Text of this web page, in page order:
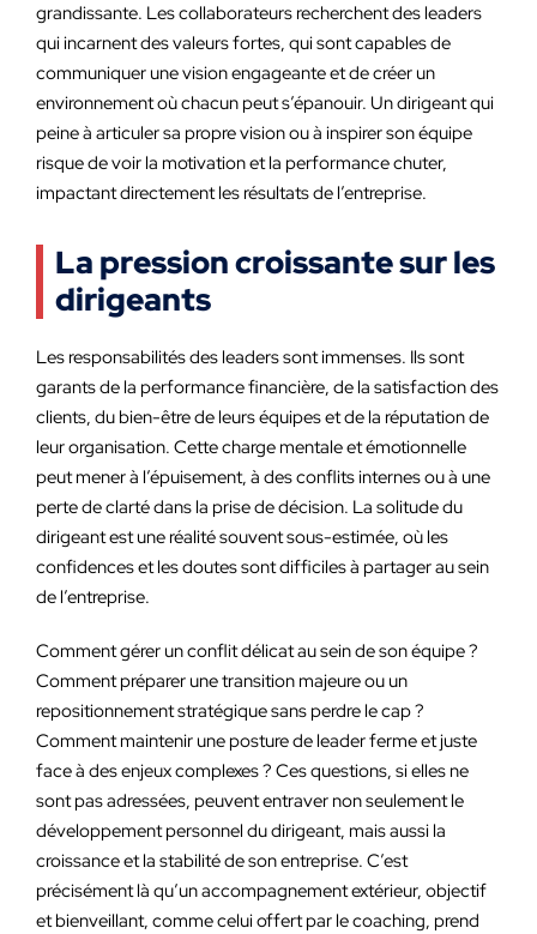
grandissante. Les collaborateurs recherchent des leaders
qui incarnent des valeurs fortes, qui sont capables de
communiquer une vision engageante et de créer un
environnement où chacun peut s’épanouir. Un dirigeant qui
peine à articuler sa propre vision ou à inspirer son équipe
risque de voir la motivation et la performance chuter,
impactant directement les résultats de l’entreprise.
La pression croissante sur les
dirigeants
Les responsabilités des leaders sont immenses. Ils sont
garants de la performance financière, de la satisfaction des
clients, du bien-être de leurs équipes et de la réputation de
leur organisation. Cette charge mentale et émotionnelle
peut mener à l’épuisement, à des conflits internes ou à une
perte de clarté dans la prise de décision. La solitude du
dirigeant est une réalité souvent sous-estimée, où les
confidences et les doutes sont difficiles à partager au sein
de l’entreprise.
Comment gérer un conflit délicat au sein de son équipe ?
Comment préparer une transition majeure ou un
repositionnement stratégique sans perdre le cap ?
Comment maintenir une posture de leader ferme et juste
face à des enjeux complexes ? Ces questions, si elles ne
sont pas adressées, peuvent entraver non seulement le
développement personnel du dirigeant, mais aussi la
croissance et la stabilité de son entreprise. C’est
précisément là qu’un accompagnement extérieur, objectif
et bienveillant, comme celui offert par le coaching, prend